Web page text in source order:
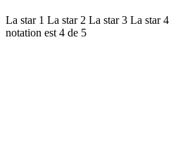
La star 1 La star 2 La star 3 La star 4
notation est 4 de 5